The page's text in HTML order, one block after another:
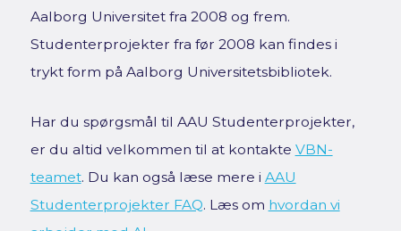
Aalborg Universitet fra 2008 og frem.
Studenterprojekter fra før 2008 kan findes i
trykt form på Aalborg Universitetsbibliotek.
Har du spørgsmål til AAU Studenterprojekter,
er du altid velkommen til at kontakte VBN-
teamet. Du kan også læse mere i AAU
Studenterprojekter FAQ. Læs om hvordan vi